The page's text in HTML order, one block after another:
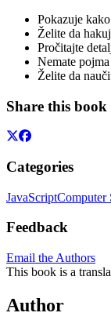
Pokazuje
Želite da
Pročitajte
Nemate
Želite da
Share this book
Categories
JavaScriptComputer
Feedback
Email the Authors
This book is a
Author